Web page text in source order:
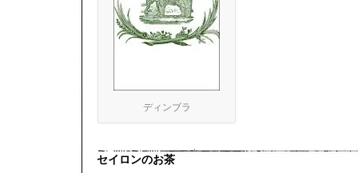
ディンブラ
セイロンのお茶